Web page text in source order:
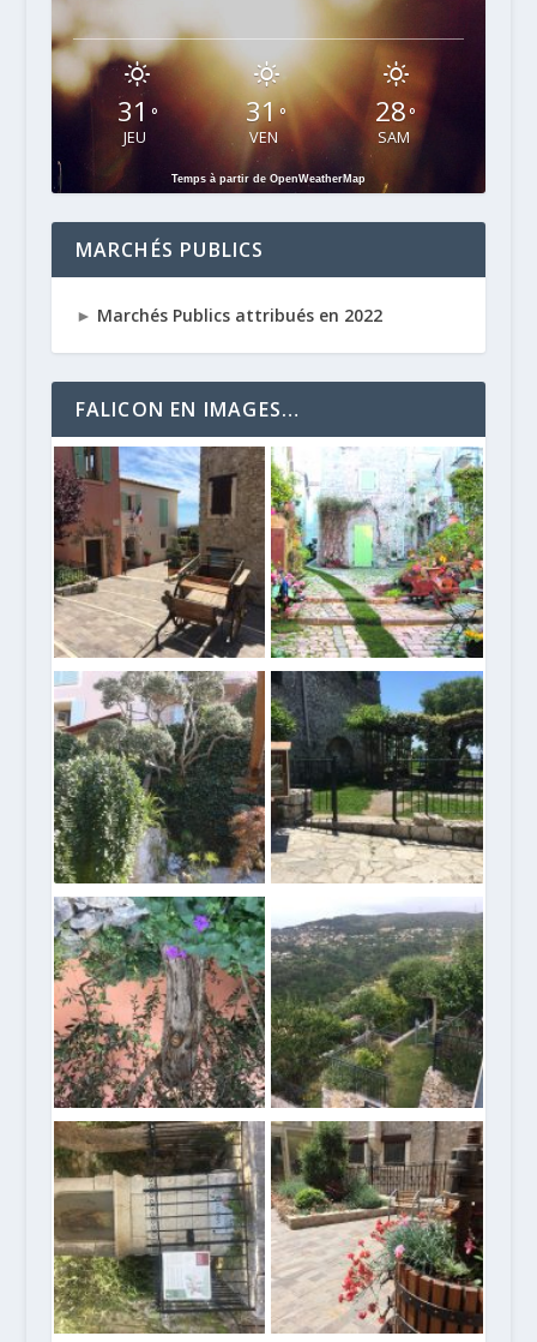
31 °
JEU
31°
VEN
28°
SAM
Temps à partir de OpenWeatherMap
MARCHÉS PUBLICS
► Marchés Publics attribués en 2022
FALICON EN IMAGES…